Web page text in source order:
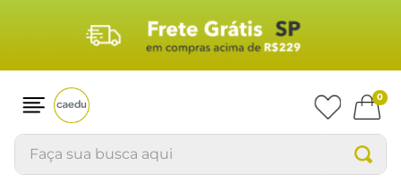
0
Faça sua busca aqui